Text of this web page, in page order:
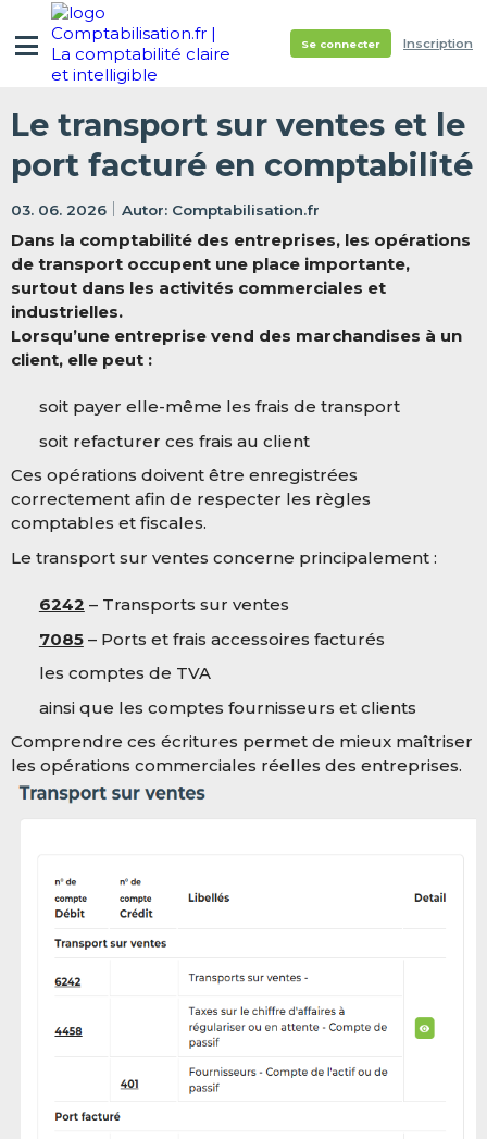
Se connecter Inscription
Le transport sur ventes et le
port facturé en comptabilité
03. 06. 2026 Comptabilisation.fr
Dans la comptabilité des entreprises, les opérations
de transport occupent une place importante,
surtout dans les activités commerciales et
industrielles.
Lorsqu’une entreprise vend des marchandises à un
client, elle peut :
soit payer elle-même les frais de transport
soit refacturer ces frais au client
Ces opérations doivent être enregistrées
correctement afin de respecter les règles
comptables et fiscales.
Le transport sur ventes concerne principalement :
6242 – Transports sur ventes
7085– Ports et frais accessoires facturés
les comptes de TVA
ainsi que les comptes fournisseurs et clients
Comprendre ces écritures permet de mieux maîtriser
les opérations commerciales réelles des entreprises.